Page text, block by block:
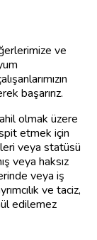
ve
başarırız.
olmak üzere
etmek için
veya statüsü
veya haksız
veya iş
ve taciz,
edilemez